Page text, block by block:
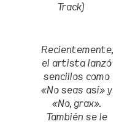
Track)
Recientemente,
el artista lanzó
sencillos como
«No seas así» y
«No, grax».
También se le